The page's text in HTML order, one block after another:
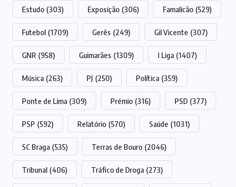
Estudo (303) Exposição (306) Famalicão (529)
Futebol (1709) Gerês (249) Gil Vicente (307)
GNR (958) Guimarães (1309) I Liga (1407)
Música (263) PJ (250) Política (359)
Ponte de Lima (309) Prémio (316) PSD (377)
PSP (592) Relatório (570) Saúde (1031)
SC Braga (535) Terras de Bouro (2046)
Tribunal (406) Tráfico de Droga (273)